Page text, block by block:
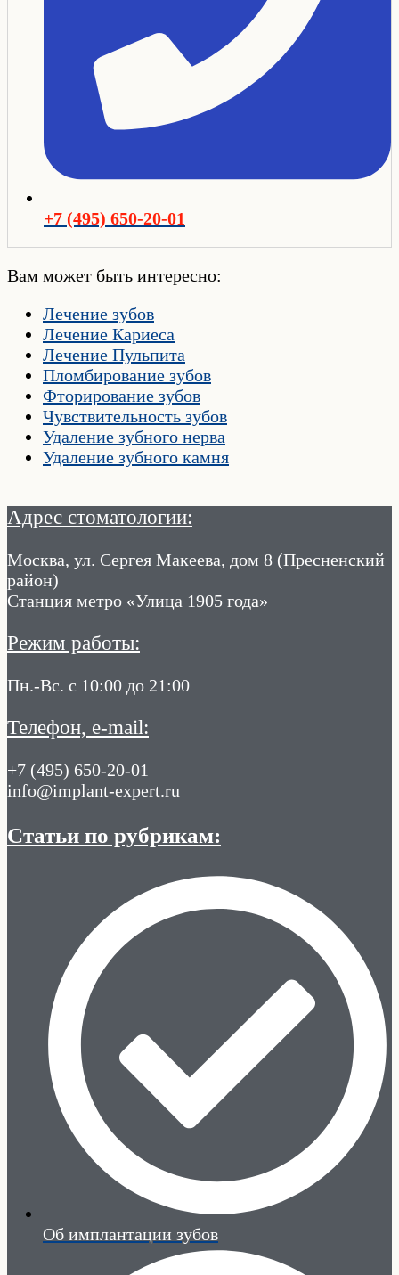
+7 (495) 650-20-01
Вам может быть интересно:
Лечение зубов
Лечение Кариеса
Лечение Пульпита
Пломбирование зубов
Фторирование зубов
Чувствительность зубов
Удаление зубного нерва
Удаление зубного камня
Адрес стоматологии:
Москва, ул. Сергея Макеева, дом 8 (Пресненский
район)
Станция метро «Улица 1905 года»
Режим работы:
Пн.-Вс. с 10:00 до 21:00
Телефон, e-mail:
+7 (495) 650-20-01
info@implant-expert.ru
Статьи по рубрикам:
Об имплантации зубов